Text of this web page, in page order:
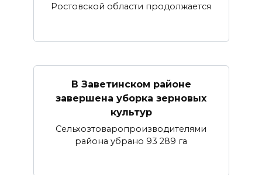
Ростовской области продолжается
В Заветинском районе
завершена уборка зерновых
культур
Сельхозтоваропроизводителями
района убрано 93 289 га